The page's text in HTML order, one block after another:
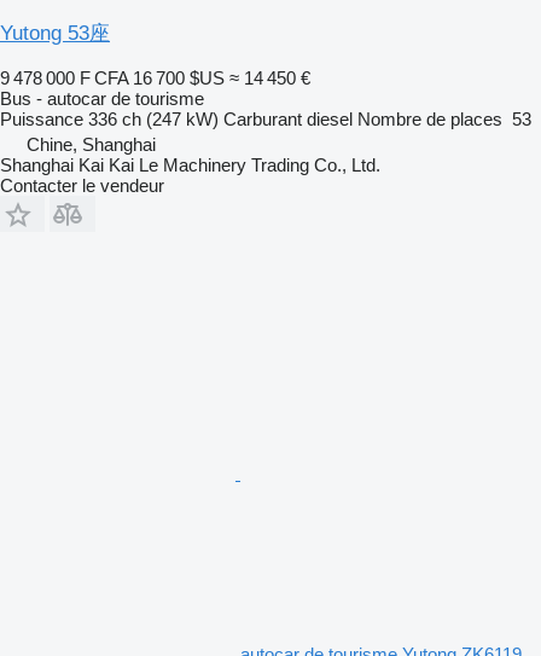
Yutong 53座
9 478 000 F CFA 16 700 $US ≈ 14 450 €
Bus - autocar de tourisme
Puissance 336 ch (247 kW) Carburant diesel Nombre de places 53
Chine, Shanghai
Shanghai Kai Kai Le Machinery Trading Co., Ltd.
Contacter le vendeur